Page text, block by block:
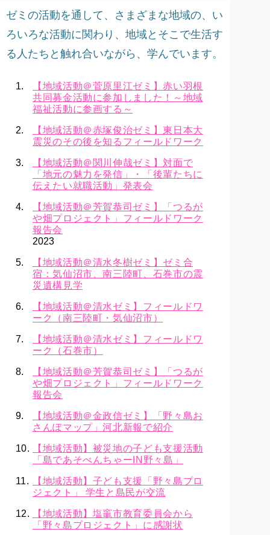
ゼミの活動を通して、さまざまな地域の、い
ろいろな活動に関わり、地域とそこで生活す
る人たちと触れ合いながら、学んでいます。
【地域活動＠菅原里江ゼミ】赤い羽根
共同募金活動に参加しました！～地域
福祉活動に参画する～
【地域活動＠赤塚俊治ゼミ】東日本大
震災のその後を知るフィールドワーク
【地域活動＠関川伸哉ゼミ】対面で
「地元の魅力を発信」・「後輩たちに
伝えたい就職活動」発表会
【地域活動＠芳賀恭司ゼミ】「つるが
や畑プロジェクト」フィールドワーク
報告会
2023
【地域活動＠清水冬樹ゼミ】ゼミ合
宿：気仙沼市、南三陸町、石巻市の震
災遺構見学
【地域活動＠清水ゼミ】フィールドワ
ーク（南三陸町・気仙沼市）
【地域活動＠清水ゼミ】フィールドワ
ーク（石巻市）
【地域活動＠芳賀恭司ゼミ】「つるが
や畑プロジェクト」フィールドワーク
報告会
【地域活動＠金政信ゼミ】「野々島お
さんぽマップ」河北新報で紹介
【地域活動】被災地の子ども支援活動
「島であそべんちゃーIN野々島」
【地域活動】子ども支援「野々島プロ
ジェクト」 学生と島民が交流
【地域活動】塩竈市教育委員会から
「野々島プロジェクト」に感謝状